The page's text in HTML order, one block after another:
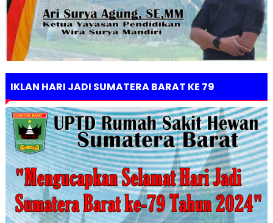
IKLAN HARI JADI SUMATERA BARAT KE 79